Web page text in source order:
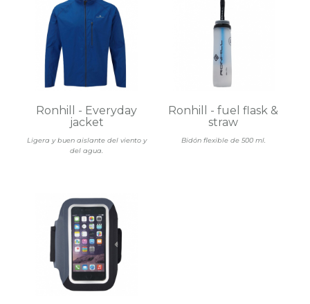
Ligera y buen aislante del viento y
del agua.
Ronhill - Everyday
jacket
Bidón flexible de 500 ml.
Ronhill - fuel flask &
straw